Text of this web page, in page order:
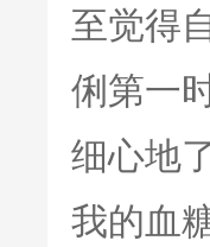
至觉得
俐第一
细心地
我的血